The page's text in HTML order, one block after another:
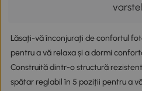
Lăsați-vă înconjurați de confortul
pentru a vă relaxa și a dormi
Construită dintr-o structură
spătar reglabil în 5 poziții pentru a